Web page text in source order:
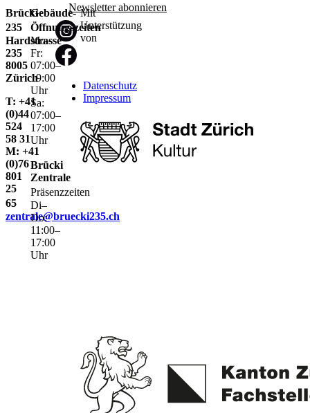
Brücki
235
Hardstrasse
235
8005
Zürich
T: +41
(0)44
524
58 31
M: +41
(0)76
801
25
65
zentrale@bruecki235.ch
Gebäude-
Öffnungszeiten
Mo–
Fr:
07:00–
19:00
Uhr
Sa:
07:00–
17:00
Uhr
Brücki
Zentrale
Präsenzzeiten
Di–
Do:
11:00–
17:00
Uhr
Newsletter abonnieren
Datenschutz
Impressum
Mit
Unterstützung
von